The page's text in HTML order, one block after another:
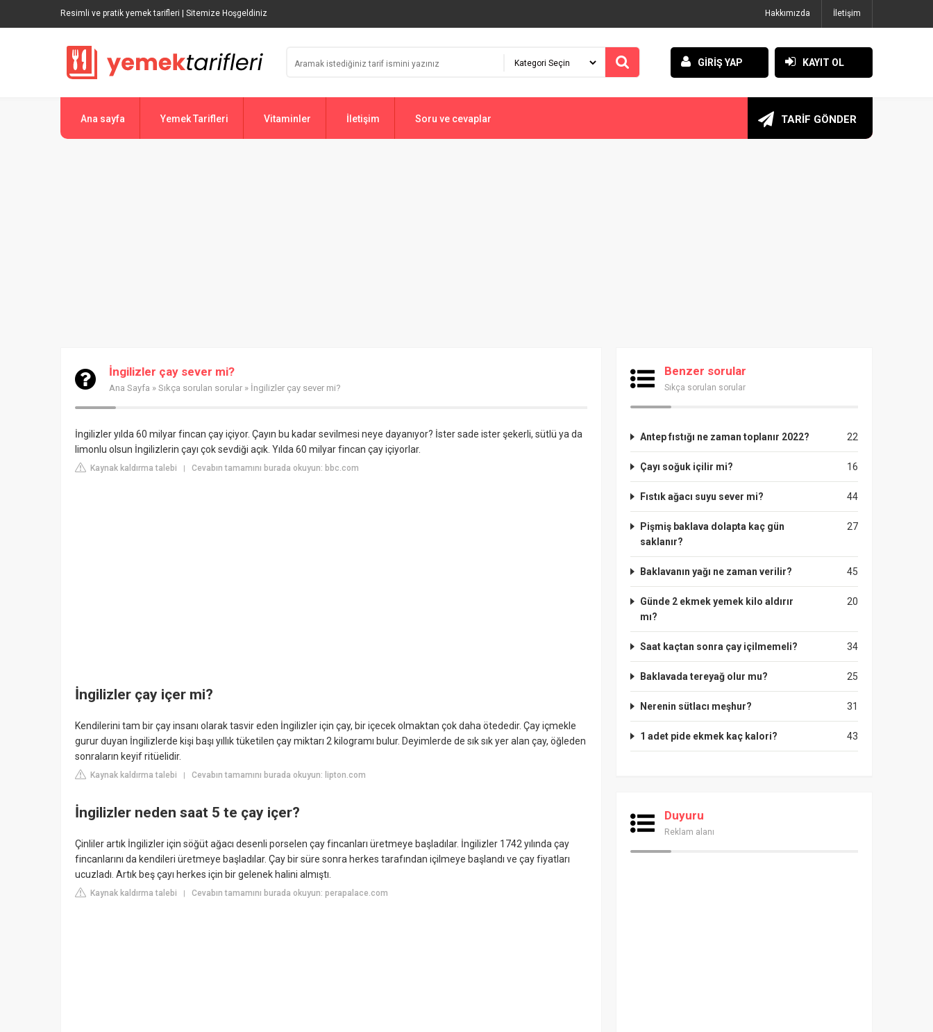
Resimli ve pratik yemek tarifleri | Sitemize Hoşgeldiniz Hakkımızda İletişim
GİRİŞ YAP KAYIT OL
Ana sayfa Yemek Tarifleri Vitaminler İletişim Soru ve cevaplar TARİF GÖNDER
İngilizler çay sever mi?
Ana Sayfa » Sıkça sorulan sorular » İngilizler çay sever mi?
İngilizler yılda 60 milyar fincan çay içiyor. Çayın bu kadar sevilmesi neye dayanıyor? İster sade ister şekerli, sütlü ya da
limonlu olsun İngilizlerin çayı çok sevdiği açık. Yılda 60 milyar fincan çay içiyorlar.
Kaynak kaldırma talebi | Cevabın tamamını burada okuyun: bbc.com
İngilizler çay içer mi?
Kendilerini tam bir çay insanı olarak tasvir eden İngilizler için çay, bir içecek olmaktan çok daha ötededir. Çay içmekle
gurur duyan İngilizlerde kişi başı yıllık tüketilen çay miktarı 2 kilogramı bulur. Deyimlerde de sık sık yer alan çay, öğleden
sonraların keyif ritüelidir.
Kaynak kaldırma talebi Cevabın tamamını burada okuyun: lipton.com
İngilizler neden saat 5 te çay içer?
Çinliler artık İngilizler için söğüt ağacı desenli porselen çay fincanları üretmeye başladılar. İngilizler 1742 yılında çay
fincanlarını da kendileri üretmeye başladılar. Çay bir süre sonra herkes tarafından içilmeye başlandı ve çay fiyatları
ucuzladı. Artık beş çayı herkes için bir gelenek halini almıştı.
Kaynak kaldırma talebi Cevabın tamamını burada okuyun: perapalace.com
Benzer sorular
Sıkça sorulan sorular
22
Antep fıstığı ne zaman toplanır 2022?
16
Çayı soğuk içilir mi?
44
Fıstık ağacı suyu sever mi?
27
Pişmiş baklava dolapta kaç gün
saklanır?
45
Baklavanın yağı ne zaman verilir?
20
Günde 2 ekmek yemek kilo aldırır
mı?
34
Saat kaçtan sonra çay içilmemeli?
25
Baklavada tereyağ olur mu?
31
Nerenin sütlacı meşhur?
43
1 adet pide ekmek kaç kalori?
Duyuru
Reklam alanı